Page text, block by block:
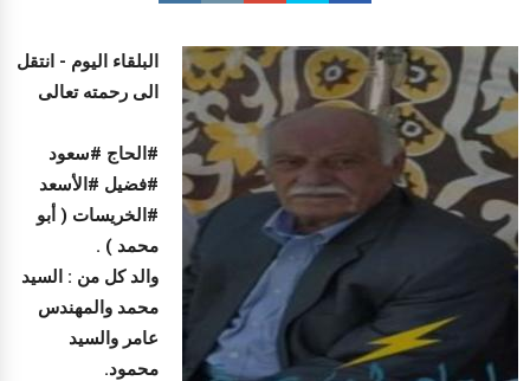
البلقاء اليوم - انتقل
الى رحمته تعالى
#الحاج #سعود
#فضيل #الأسعد
#الخريسات ( أبو
محمد ) .
والد كل من : السيد
محمد والمهندس
عامر والسيد
محمود.